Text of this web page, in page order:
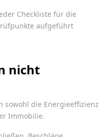
Checkliste für die
aufgeführt
nicht
sowohl die Energieeffizienz
Immobilie.